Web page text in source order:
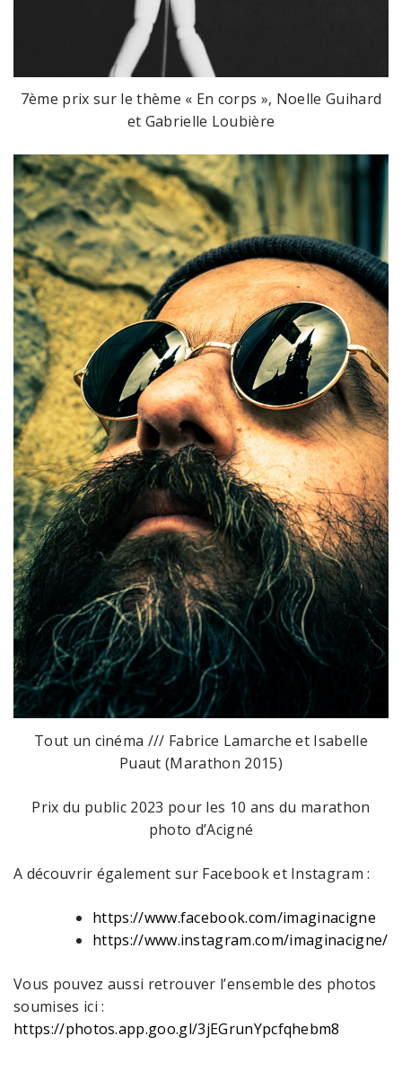
7ème prix sur le thème « En corps », Noelle Guihard
et Gabrielle Loubière
Tout un cinéma /// Fabrice Lamarche et Isabelle
Puaut (Marathon 2015)
Prix du public 2023 pour les 10 ans du marathon
photo d’Acigné
A découvrir également sur Facebook et Instagram :
https://www.facebook.com/imaginacigne
https://www.instagram.com/imaginacigne/
Vous pouvez aussi retrouver l’ensemble des photos
soumises ici :
https://photos.app.goo.gl/3jEGrunYpcfqhebm8